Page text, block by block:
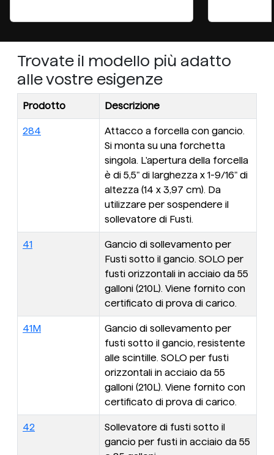
Trovate il modello più adatto
alle vostre esigenze
Prodotto Descrizione
284
Attacco a forcella con gancio.
Si monta su una forchetta
singola. L'apertura della forcella
è di 5,5" di larghezza x 1-9/16" di
altezza (14 x 3,97 cm). Da
utilizzare per sospendere il
sollevatore di Fusti.
41
Gancio di sollevamento per
Fusti sotto il gancio. SOLO per
fusti orizzontali in acciaio da 55
galloni (210L). Viene fornito con
certificato di prova di carico.
41M
Gancio di sollevamento per
fusti sotto il gancio, resistente
alle scintille. SOLO per fusti
orizzontali in acciaio da 55
galloni (210L). Viene fornito con
certificato di prova di carico.
42
Sollevatore di fusti sotto il
gancio per fusti in acciaio da 55